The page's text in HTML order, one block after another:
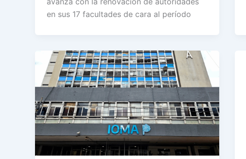
en sus 17 facultades de cara al período